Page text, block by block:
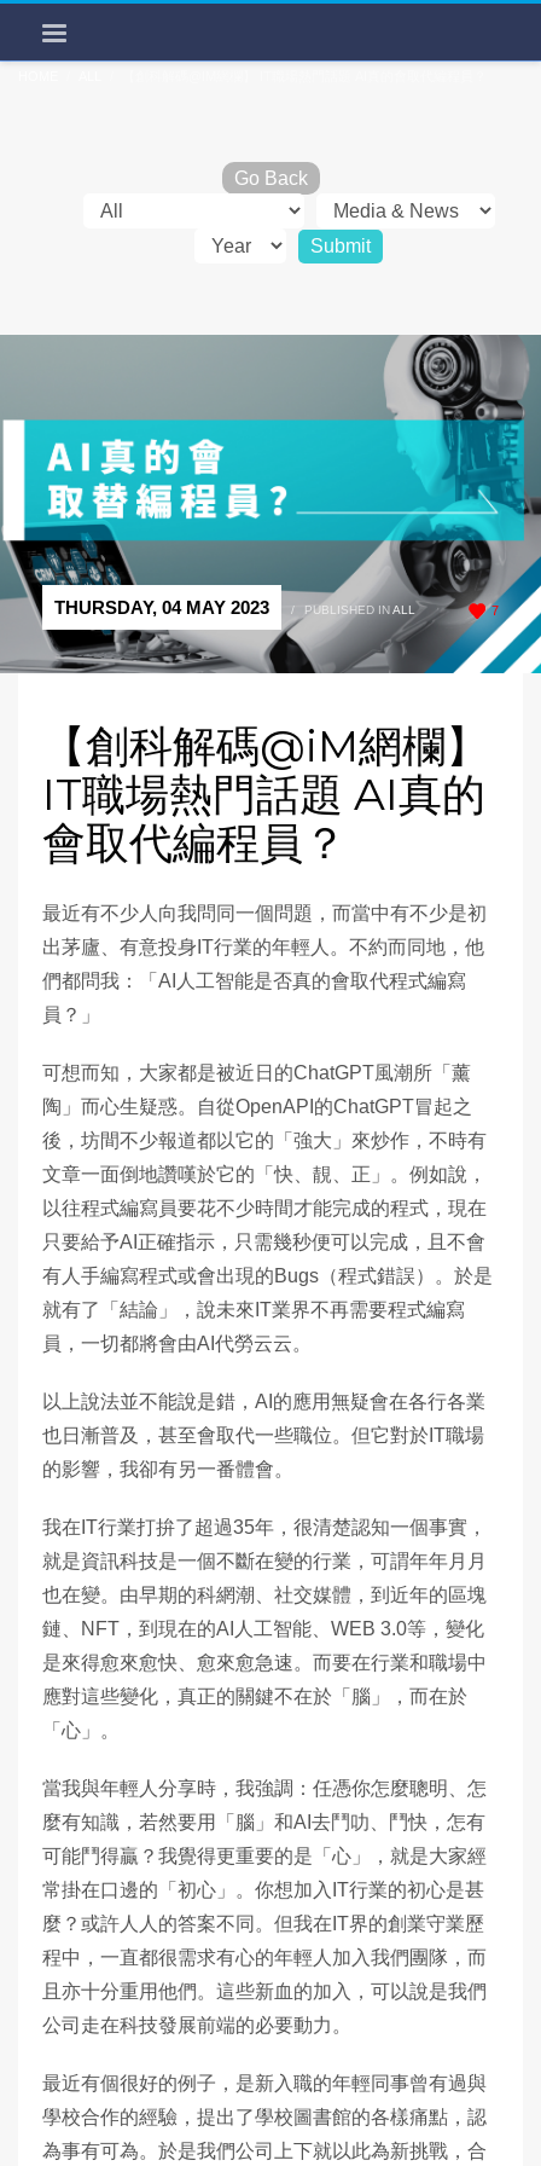
Go Back
7
THURSDAY, 04 MAY 2023 / PUBLISHED INALL
【創科解碼@iM網欄】
IT職場熱門話題 AI真的
會取代編程員？
最近有不少人向我問同一個問題，而當中有不少是初
出茅廬、有意投身IT行業的年輕人。不約而同地，他
們都問我：「AI人工智能是否真的會取代程式編寫
員？」
可想而知，大家都是被近日的ChatGPT風潮所「薰
陶」而心生疑惑。自從OpenAPI的ChatGPT冒起之
後，坊間不少報道都以它的「強大」來炒作，不時有
文章一面倒地讚嘆於它的「快、靚、正」。例如說，
以往程式編寫員要花不少時間才能完成的程式，現在
只要給予AI正確指示，只需幾秒便可以完成，且不會
有人手編寫程式或會出現的Bugs（程式錯誤）。於是
就有了「結論」，說未來IT業界不再需要程式編寫
員，一切都將會由AI代勞云云。
以上說法並不能說是錯，AI的應用無疑會在各行各業
也日漸普及，甚至會取代一些職位。但它對於IT職場
的影響，我卻有另一番體會。
我在IT行業打拚了超過35年，很清楚認知一個事實，
就是資訊科技是一個不斷在變的行業，可謂年年月月
也在變。由早期的科網潮、社交媒體，到近年的區塊
鏈、NFT，到現在的AI人工智能、WEB 3.0等，變化
是來得愈來愈快、愈來愈急速。而要在行業和職場中
應對這些變化，真正的關鍵不在於「腦」，而在於
「心」。
當我與年輕人分享時，我強調：任憑你怎麼聰明、怎
麼有知識，若然要用「腦」和AI去鬥叻、鬥快，怎有
可能鬥得贏？我覺得更重要的是「心」，就是大家經
常掛在口邊的「初心」。你想加入IT行業的初心是甚
麼？或許人人的答案不同。但我在IT界的創業守業歷
程中，一直都很需求有心的年輕人加入我們團隊，而
且亦十分重用他們。這些新血的加入，可以說是我們
公司走在科技發展前端的必要動力。
最近有個很好的例子，是新入職的年輕同事曾有過與
學校合作的經驗，提出了學校圖書館的各樣痛點，認
為事有可為。於是我們公司上下就以此為新挑戰，合